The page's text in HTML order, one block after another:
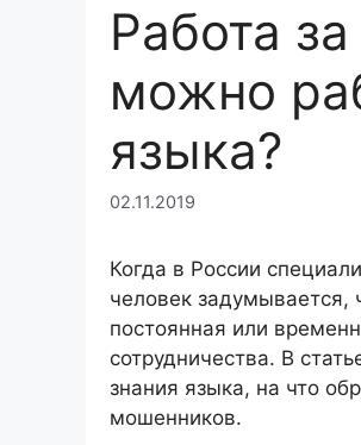
Работа
можно
языка?
02.11.2019
Когда в России
человек задумывается,
постоянная или
сотрудничества. В
знания языка, на что
мошенников.